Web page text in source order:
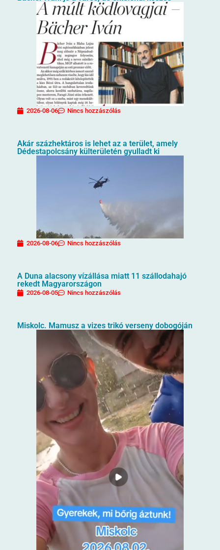
2026-08-06 Nincs hozzászólás
Akár százhektáros is lehet az a terület, amely
Dédestapolcsány külterületén gyulladt ki
2026-08-06 Nincs hozzászólás
A Duna alacsony vízállása miatt 11 szállodahajó
rekedt Magyarországon
2026-08-05 Nincs hozzászólás
Miskolc. Mamusz a vizes trikó verseny dobogóján